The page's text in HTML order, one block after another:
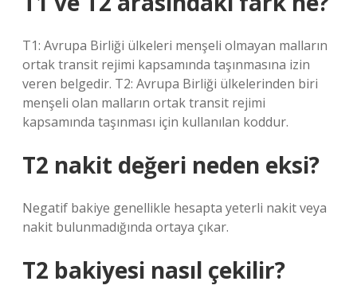
T1: Avrupa Birliği ülkeleri menşeli olmayan malların
ortak transit rejimi kapsamında taşınmasına izin
veren belgedir. T2: Avrupa Birliği ülkelerinden biri
menşeli olan malların ortak transit rejimi
kapsamında taşınması için kullanılan koddur.
T2 nakit değeri neden eksi?
Negatif bakiye genellikle hesapta yeterli nakit veya
nakit bulunmadığında ortaya çıkar.
T2 bakiyesi nasıl çekilir?